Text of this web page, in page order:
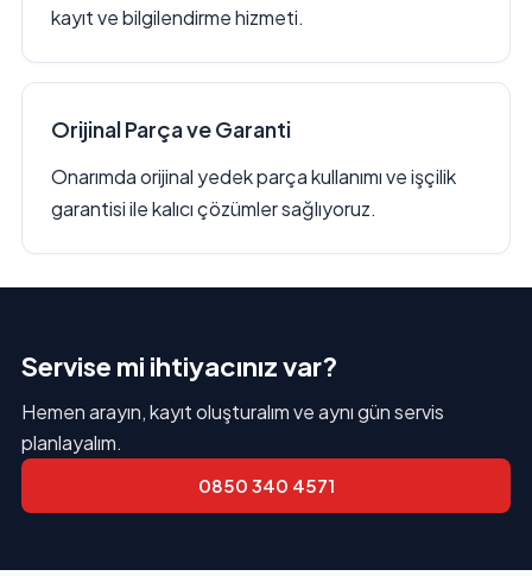
kayıt ve bilgilendirme hizmeti.
Orijinal Parça ve Garanti
Onarımda orijinal yedek parça kullanımı ve işçilik
garantisi ile kalıcı çözümler sağlıyoruz.
Servise mi ihtiyacınız var?
Hemen arayın, kayıt oluşturalım ve aynı gün servis
planlayalım.
0850 340 4571